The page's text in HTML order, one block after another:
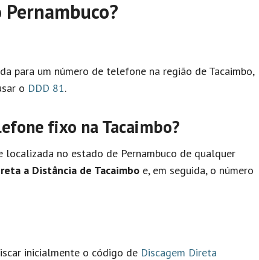
para um número de telefone na região de Tacaimbo,
o DDD 81.
fixo na Tacaimbo?
no estado de Pernambuco de qualquer
a Distância de Tacaimbo e, em seguida, o número
inicialmente o código de Discagem Direta